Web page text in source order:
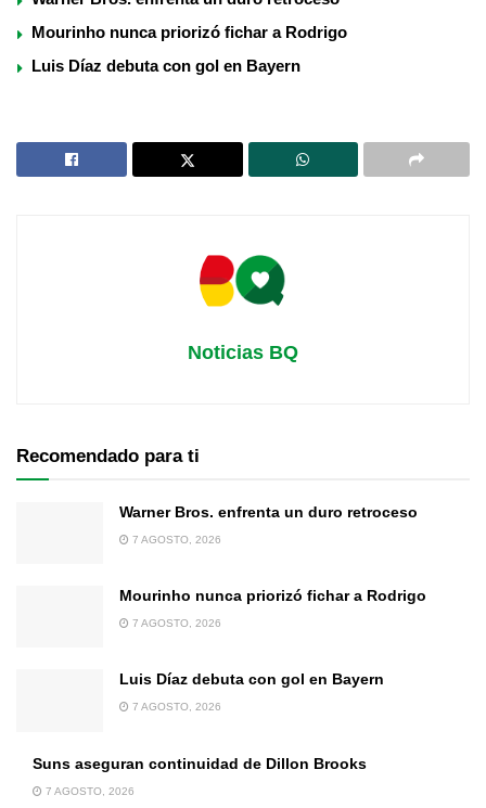
Mourinho nunca priorizó fichar a Rodrigo
Luis Díaz debuta con gol en Bayern
Noticias BQ
Recomendado para ti
Warner Bros. enfrenta un duro retroceso
7 AGOSTO, 2026
Mourinho nunca priorizó fichar a Rodrigo
7 AGOSTO, 2026
Luis Díaz debuta con gol en Bayern
7 AGOSTO, 2026
Suns aseguran continuidad de Dillon Brooks
7 AGOSTO, 2026